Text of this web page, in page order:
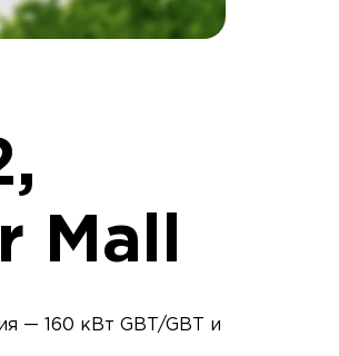
Mall
— 160 кВт GBT/GBT и